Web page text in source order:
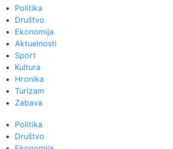
Politika
Društvo
Ekonomija
Aktuelnosti
Sport
Kultura
Hronika
Turizam
Zabava
Politika
Društvo